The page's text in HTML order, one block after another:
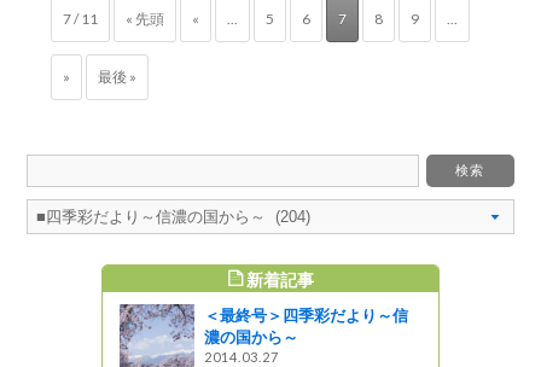
7 / 11 « 先頭 « ... 5 6 7 8 9 ...
» 最後 »
新着記事
＜最終号＞四季彩だより～信
濃の国から～
2014.03.27